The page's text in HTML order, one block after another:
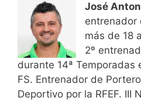
José
entrenador
más de 18
2º
durante 14ª Temporadas
FS. Entrenador de
Deportivo por la RFEF. III